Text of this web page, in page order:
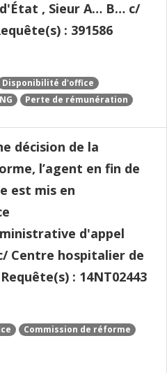
, Sieur A… B… c/
: 391586
Disponibilité d'office
Perte de rémunération
décision de la
l’agent en fin de
est mis en
d'appel
Centre hospitalier de
: 14NT02443
Commission de réforme